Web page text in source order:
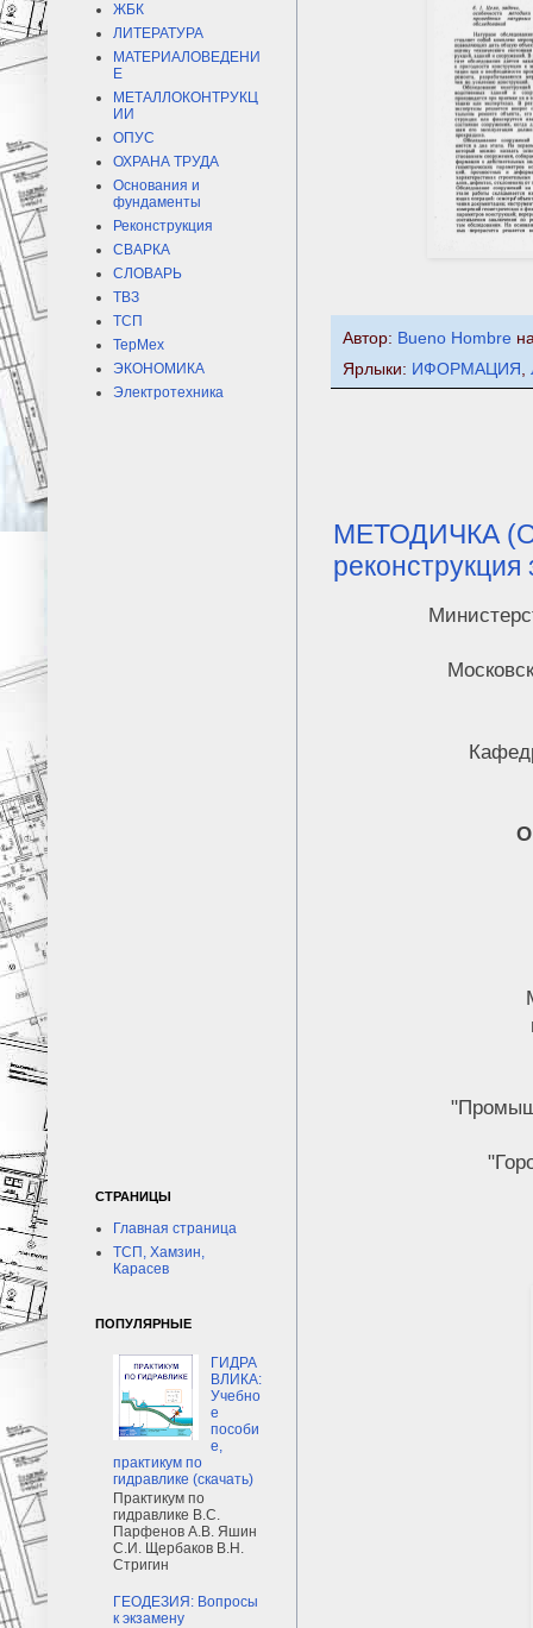
Автор: Bueno Hombre
Ярлыки: ИФОРМАЦИЯ ,
МЕТОДИЧКА
ЖБК
ЛИТЕРАТУРА
МАТЕРИАЛОВЕДЕНИ
Е
МЕТАЛЛОКОНТРУКЦ
ИИ
ОПУС
ОХРАНА ТРУДА
Основания и
фундаменты
Реконструкция
СВАРКА
СЛОВАРЬ
ТВЗ
ТСП
ТерМех
ЭКОНОМИКА
Электротехника
СТРАНИЦЫ
Главная страница
ТСП, Хамзин,
Карасев
ПОПУЛЯРНЫЕ
ГИДРА
ВЛИКА:
Учебно
е
пособи
е,
практикум по
гидравлике (скачать)
Практикум по
гидравлике В.С.
Парфенов А.В. Яшин
С.И. Щербаков В.Н.
Стригин
ГЕОДЕЗИЯ: Вопросы
к экзамену